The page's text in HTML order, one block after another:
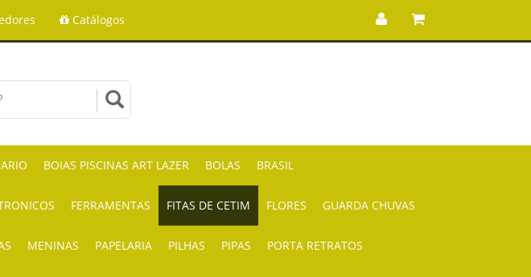
Catálogos
BOIAS PISCINAS ART LAZER BOLAS BRASIL
FERRAMENTAS FITAS DE CETIM FLORES GUARDA CHUVAS
MENINAS PAPELARIA PILHAS PIPAS PORTA RETRATOS